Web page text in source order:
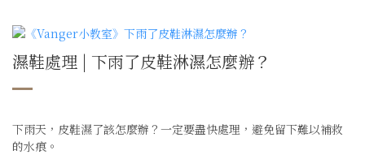
濕鞋處理 | 下雨了皮鞋淋濕怎麼辦？
下雨天，皮鞋濕了該怎麼辦？一定要盡快處理，避免留下難以補救
的水痕。